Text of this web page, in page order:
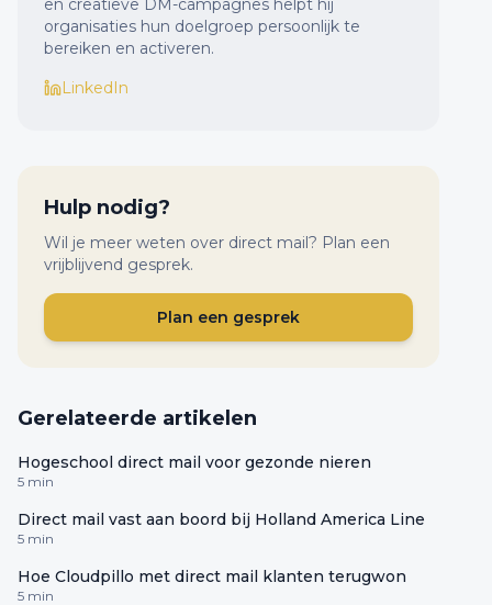
en creatieve DM-campagnes helpt hij
organisaties hun doelgroep persoonlijk te
bereiken en activeren.
LinkedIn
Hulp nodig?
Wil je meer weten over direct mail? Plan een
vrijblijvend gesprek.
Plan een gesprek
Gerelateerde artikelen
Hogeschool direct mail voor gezonde nieren
5 min
Direct mail vast aan boord bij Holland America Line
5 min
Hoe Cloudpillo met direct mail klanten terugwon
5 min